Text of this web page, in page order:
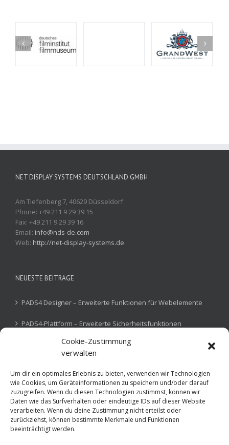
Cookie-Zustimmung
verwalten
Um dir ein optimales Erlebnis zu bieten, verwenden wir Technologien
wie Cookies, um Geräteinformationen zu speichern und/oder darauf
zuzugreifen. Wenn du diesen Technologien zustimmst, können wir
Daten wie das Surfverhalten oder eindeutige IDs auf dieser Website
verarbeiten. Wenn du deine Zustimmung nicht erteilst oder
zurückziehst, können bestimmte Merkmale und Funktionen
beeinträchtigt werden.
NET DISPLAY SYSTEMS DEUTSCHLAND GMBH
Am Tiefenberg 7, 40629 Düsseldorf
Phone: +49 211 9 29 39 15
Fax: +49 211 9 29 39 16
Email: info@nds-de.com
Web: http://net-display-systems.de
NEUESTE BEITRÄGE
PADS4 Designer – Erweiterte Funktionen für Webelemente
PADS4-Plattform – Erweiterte Sicherheitsfunktionen
PADS4 Device Gateway – IoT-Steuerung
SKILLS
Behörden / Verwaltungen Bildung
Corporate
Flugdaten
Gesundheitsbranche